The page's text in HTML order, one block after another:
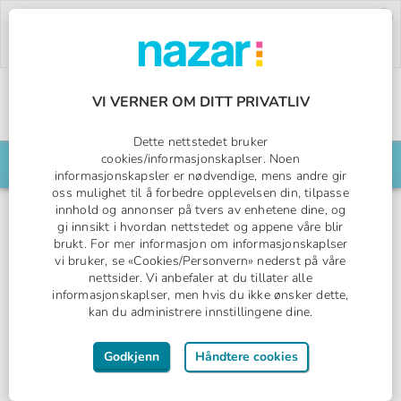
Bruk rabattkoden:PW26.
Nazar logo
Søk din reise her
Alanya, Turkiet
Citrus Plaza Hotel
HOLIDAY COLLECTION
All Inclusive
VI VERNER OM DITT PRIVATLIV
Dette nettstedet bruker
cookies/informasjonskaplser. Noen
informasjonskapsler er nødvendige, mens andre gir
oss mulighet til å forbedre opplevelsen din, tilpasse
innhold og annonser på tvers av enhetene dine, og
gi innsikt i hvordan nettstedet og appene våre blir
brukt. For mer informasjon om informasjonskaplser
vi bruker, se «Cookies/Personvern» nederst på våre
nettsider. Vi anbefaler at du tillater alle
informasjonskaplser, men hvis du ikke ønsker dette,
kan du administrere innstillingene dine.
Godkjenn Håndtere cookies